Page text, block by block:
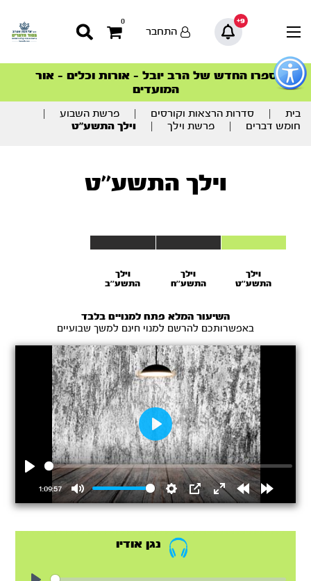
כפתור
לפתיחת
תפריט
9+
0
התחבר
סדרות הפודקאסטים
הסדרה המובילה החודש – דרך המלך
ספרו החדש של הרב יובל – אורות וכלים – אור
המועדים
הצטרפו למהפכת הבריאות הטבעית >
סדרות הפודקאסטים
הסדרה המובילה החודש – דרך המלך
תוכן
מרכזי
בית סדרות הרצאות וקורסים פרשת השבוע
חומש דברים
פרשת וילך וילך התשע’’ט
וילך התשע’’ט
וילך
התשע’’ט
וילך
התשע’’ח
וילך
התשע''ב
השיעור המלא פתח למנויים בלבד
באפשרותכם להרשם למנוי חינם למשך שבועיים
1:09:57
Mute Settings
PIP
EnterRewindForward
Play
נגן אודיו